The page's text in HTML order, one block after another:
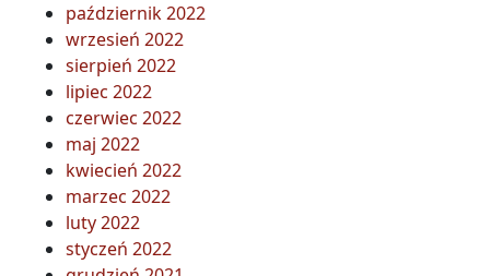
październik 2022
wrzesień 2022
sierpień 2022
lipiec 2022
czerwiec 2022
maj 2022
kwiecień 2022
marzec 2022
luty 2022
styczeń 2022